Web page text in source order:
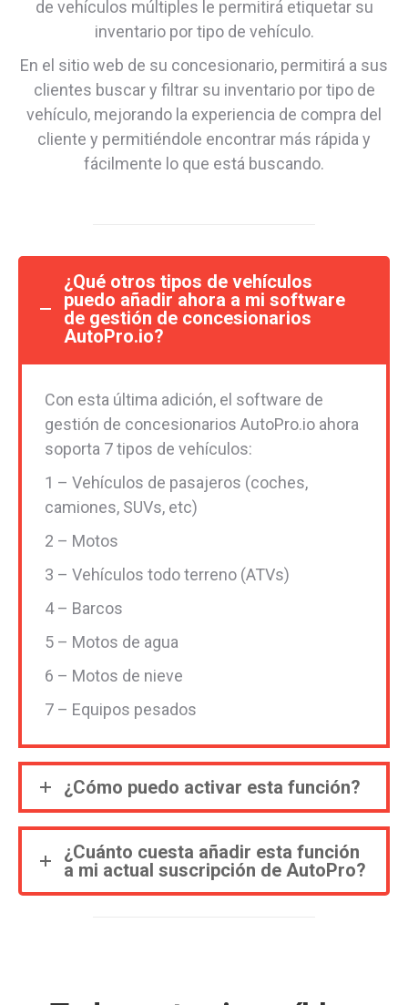
de vehículos múltiples le permitirá etiquetar su
inventario por tipo de vehículo.
En el sitio web de su concesionario, permitirá a sus
clientes buscar y filtrar su inventario por tipo de
vehículo, mejorando la experiencia de compra del
cliente y permitiéndole encontrar más rápida y
fácilmente lo que está buscando.
¿Qué otros tipos de vehículos
puedo añadir ahora a mi software
de gestión de concesionarios
AutoPro.io?
Con esta última adición, el software de
gestión de concesionarios AutoPro.io ahora
soporta 7 tipos de vehículos:
1 – Vehículos de pasajeros (coches,
camiones, SUVs, etc)
2 – Motos
3 – Vehículos todo terreno (ATVs)
4 – Barcos
5 – Motos de agua
6 – Motos de nieve
7 – Equipos pesados
¿Cómo puedo activar esta función?
¿Cuánto cuesta añadir esta función
a mi actual suscripción de AutoPro?